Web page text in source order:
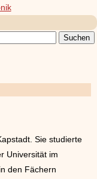
Sie studierte
Universität im
den Fächern